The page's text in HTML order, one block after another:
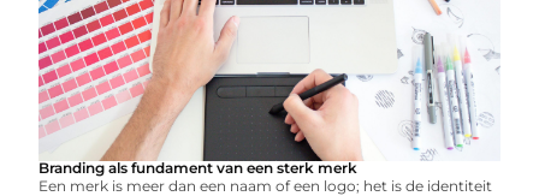
Branding als fundament van een sterk merk
Een merk is meer dan een naam of een logo; het is de identiteit